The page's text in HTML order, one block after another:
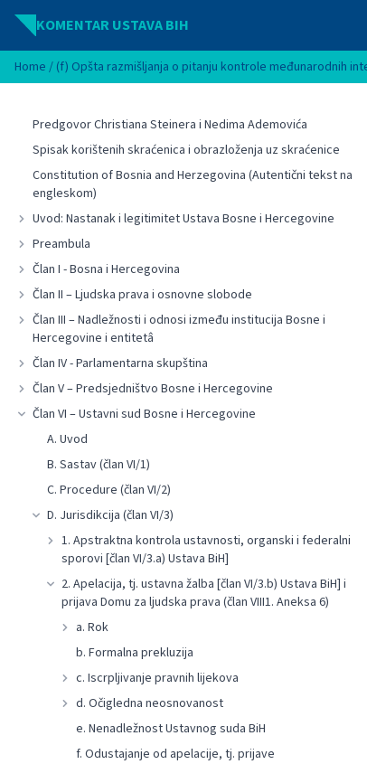
Idi na sadržaj
KOMENTAR USTAVA BIH
Home / (f) Opšta razmišljanja o pitanju kontrole međunarodnih
Predgovor Christiana Steinera i Nedima Ademovića
Spisak korištenih skraćenica i obrazloženja uz skraćenice
Constitution of Bosnia and Herzegovina (Autentični tekst na
engleskom)
Uvod: Nastanak i legitimitet Ustava Bosne i Hercegovine
Preambula
Član I - Bosna i Hercegovina
Član II – Ljudska prava i osnovne slobode
Član III – Nadležnosti i odnosi između institucija Bosne i
Hercegovine i entitetâ
Član IV - Parlamentarna skupština
Član V – Predsjedništvo Bosne i Hercegovine
Član VI – Ustavni sud Bosne i Hercegovine
A. Uvod
B. Sastav (član VI/1)
C. Procedure (član VI/2)
D. Jurisdikcija (član VI/3)
1. Apstraktna kontrola ustavnosti, organski i federalni
sporovi [član VI/3.a) Ustava BiH]
2. Apelacija, tj. ustavna žalba [član VI/3.b) Ustava BiH] i
prijava Domu za ljudska prava (član VIII1. Aneksa 6)
a. Rok
b. Formalna prekluzija
c. Iscrpljivanje pravnih lijekova
d. Očigledna neosnovanost
e. Nenadležnost Ustavnog suda BiH
f. Odustajanje od apelacije, tj. prijave